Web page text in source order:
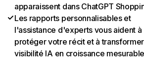
apparaissent dans ChatGPT
Les rapports personnalisables et
l'assistance d'experts vous aident à
protéger votre récit et à
visibilité IA en croissance